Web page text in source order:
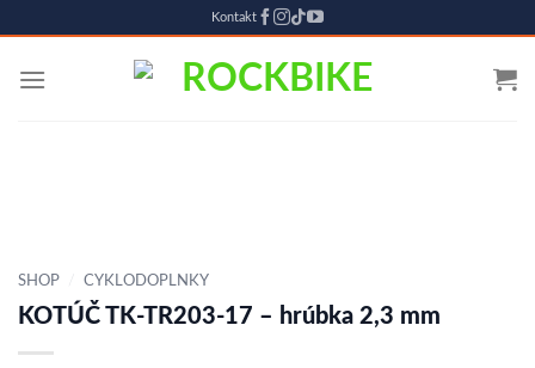
Kontakt
SHOP CYKLODOPLNKY
KOTÚČ TK-TR203-17 – hrúbka 2,3 mm